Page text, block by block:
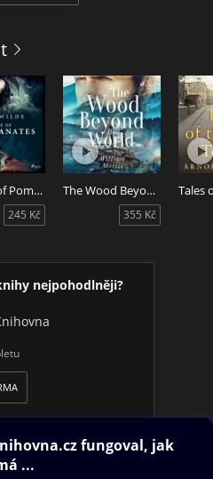
A House of Pomegranates
245 Kč
The Wood Beyond the World
355 Kč
nejpohodlněji?